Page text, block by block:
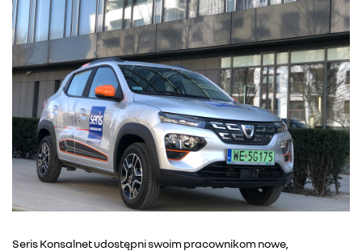
Seris Konsalnet udostępni swoim pracownikom nowe,